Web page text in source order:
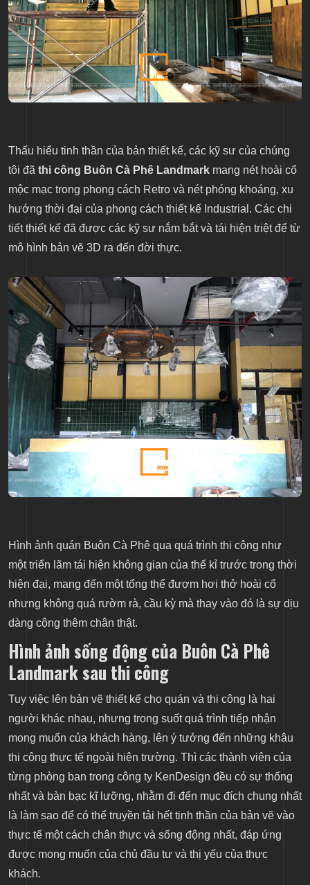
Thấu hiểu tinh thần của bản thiết kế, các kỹ sư của chúng
tôi đã thi công Buôn Cà Phê Landmark mang nét hoài cổ
mộc mạc trong phong cách Retro và nét phóng khoáng, xu
hướng thời đại của phong cách thiết kế Industrial. Các chi
tiết thiết kế đã được các kỹ sư nắm bắt và tái hiện triệt để từ
mô hình bản vẽ 3D ra đến đời thực.
Hình ảnh quán Buôn Cà Phê qua quá trình thi công như
một triển lãm tái hiện không gian của thế kỉ trước trong thời
hiện đại, mang đến một tổng thể đượm hơi thở hoài cổ
nhưng không quá rườm rà, cầu kỳ mà thay vào đó là sự dịu
dàng cộng thêm chân thật.
Hình ảnh sống độngcủa Buôn Cà Phê
Landmark sau thi công
Tuy việc lên bản vẽ thiết kế cho quán và thi công là hai
người khác nhau, nhưng trong suốt quá trình tiếp nhận
mong muốn của khách hàng, lên ý tưởng đến những khâu
thi công thực tế ngoài hiện trường. Thì các thành viên của
từng phòng ban trong công ty KenDesign đều có sự thống
nhất và bàn bạc kĩ lưỡng, nhằm đi đến mục đích chung nhất
là làm sao để có thể truyền tải hết tinh thần của bản vẽ vào
thực tế một cách chân thực và sống động nhất, đáp ứng
được mong muốn của chủ đầu tư và thị yếu của thực
khách.